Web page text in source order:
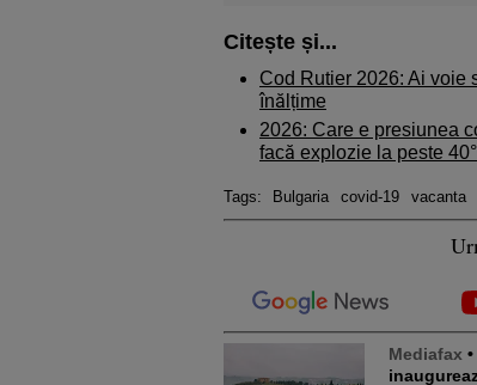
Citește și...
Cod Rutier 2026: Ai voie
înălțime
2026: Care e presiunea
facă explozie la peste
Tags: Bulgaria covid-19 vacanta
Mediafax • Italia